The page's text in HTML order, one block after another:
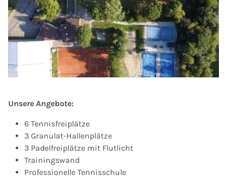
Unsere Angebote:
6 Tennisfreiplätze
3 Granulat-Hallenplätze
3 Padelfreiplätze mit Flutlicht
Trainingswand
Professionelle Tennisschule